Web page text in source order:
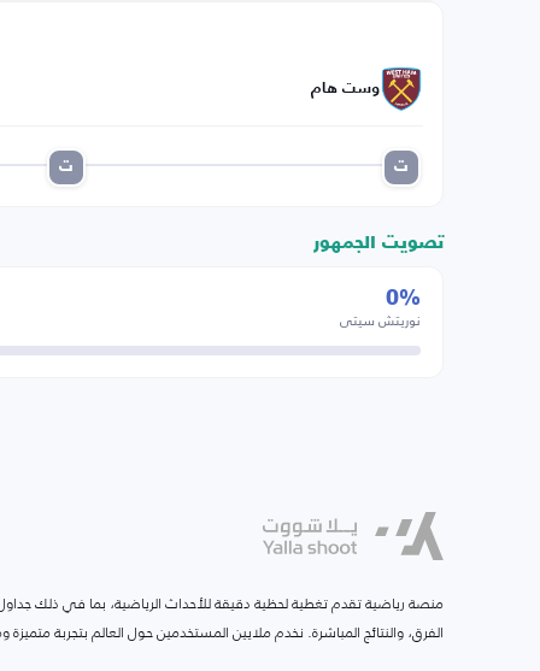
وست هام
ت ت
تصويت الجمهور
0%
نوريتش سيتي
منصة رياضية تقدم تغطية لحظية دقيقة للأحداث الرياضية، بما في ذلك جداول
الفرق، والنتائج المباشرة. نخدم ملايين المستخدمين حول العالم بتجربة